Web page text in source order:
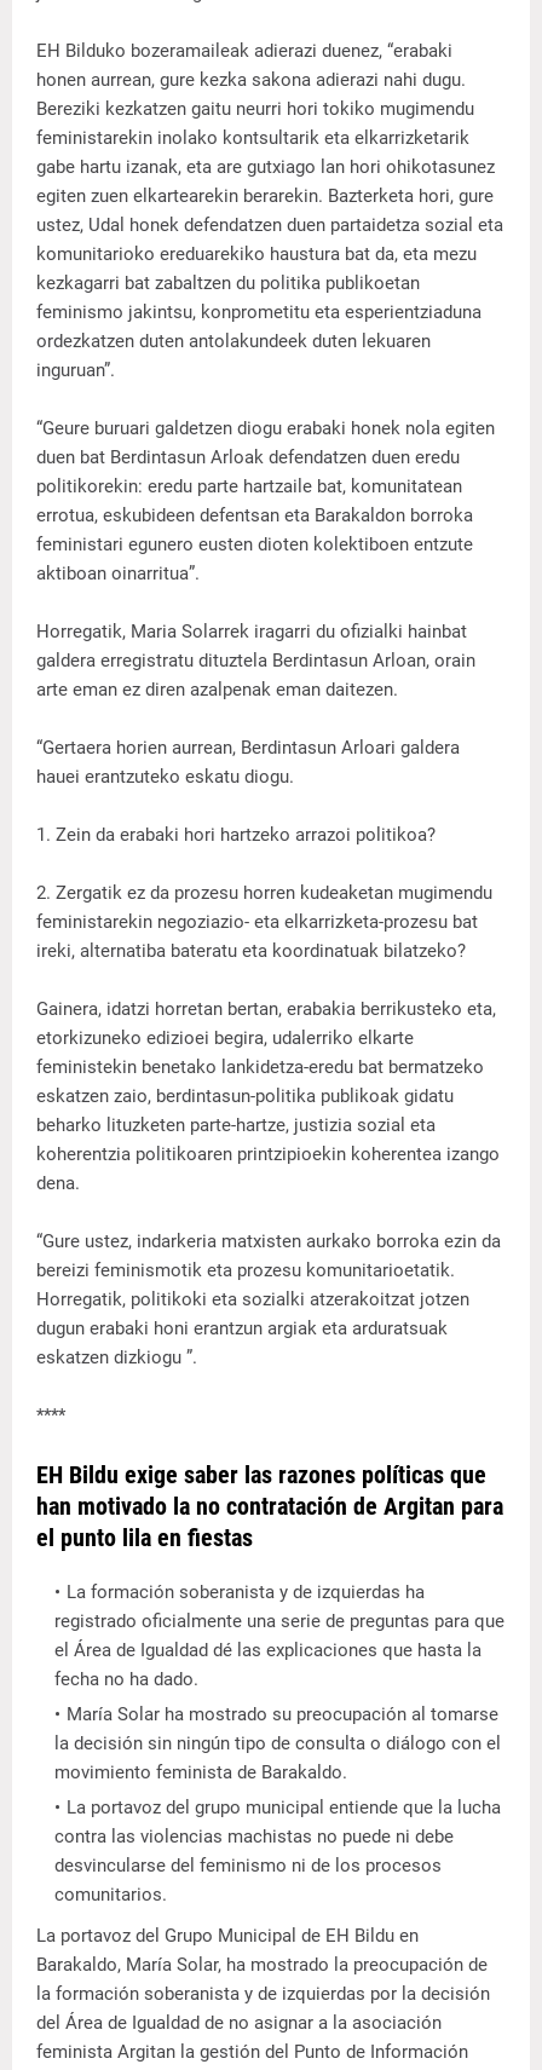
EH Bilduko bozeramaileak adierazi duenez, “erabaki
honen aurrean, gure kezka sakona adierazi nahi dugu.
Bereziki kezkatzen gaitu neurri hori tokiko mugimendu
feministarekin inolako kontsultarik eta elkarrizketarik
gabe hartu izanak, eta are gutxiago lan hori ohikotasunez
egiten zuen elkartearekin berarekin. Bazterketa hori, gure
ustez, Udal honek defendatzen duen partaidetza sozial eta
komunitarioko ereduarekiko haustura bat da, eta mezu
kezkagarri bat zabaltzen du politika publikoetan
feminismo jakintsu, konprometitu eta esperientziaduna
ordezkatzen duten antolakundeek duten lekuaren
inguruan”.
“Geure buruari galdetzen diogu erabaki honek nola egiten
duen bat Berdintasun Arloak defendatzen duen eredu
politikorekin: eredu parte hartzaile bat, komunitatean
errotua, eskubideen defentsan eta Barakaldon borroka
feministari egunero eusten dioten kolektiboen entzute
aktiboan oinarritua”.
Horregatik, Maria Solarrek iragarri du ofizialki hainbat
galdera erregistratu dituztela Berdintasun Arloan, orain
arte eman ez diren azalpenak eman daitezen.
“Gertaera horien aurrean, Berdintasun Arloari galdera
hauei erantzuteko eskatu diogu.
1. Zein da erabaki hori hartzeko arrazoi politikoa?
2. Zergatik ez da prozesu horren kudeaketan mugimendu
feministarekin negoziazio- eta elkarrizketa-prozesu bat
ireki, alternatiba bateratu eta koordinatuak bilatzeko?
Gainera, idatzi horretan bertan, erabakia berrikusteko eta,
etorkizuneko edizioei begira, udalerriko elkarte
feministekin benetako lankidetza-eredu bat bermatzeko
eskatzen zaio, berdintasun-politika publikoak gidatu
beharko lituzketen parte-hartze, justizia sozial eta
koherentzia politikoaren printzipioekin koherentea izango
dena.
“Gure ustez, indarkeria matxisten aurkako borroka ezin da
bereizi feminismotik eta prozesu komunitarioetatik.
Horregatik, politikoki eta sozialki atzerakoitzat jotzen
dugun erabaki honi erantzun argiak eta arduratsuak
eskatzen dizkiogu ”.
****
EH Bildu exige saber las razones políticas que
han motivado la no contratación de Argitan para
el punto lila en fiestas
La formación soberanista y de izquierdas ha
registrado oficialmente una serie de preguntas para que
el Área de Igualdad dé las explicaciones que hasta la
fecha no ha dado.
María Solar ha mostrado su preocupación al tomarse
la decisión sin ningún tipo de consulta o diálogo con el
movimiento feminista de Barakaldo.
La portavoz del grupo municipal entiende que la lucha
contra las violencias machistas no puede ni debe
desvincularse del feminismo ni de los procesos
comunitarios.
La portavoz del Grupo Municipal de EH Bildu en
Barakaldo, María Solar, ha mostrado la preocupación de
la formación soberanista y de izquierdas por la decisión
del Área de Igualdad de no asignar a la asociación
feminista Argitan la gestión del Punto de Información